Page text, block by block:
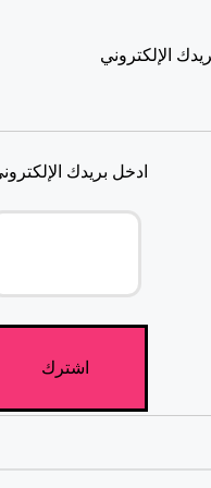
الإلكتروني
ادخل بريدك